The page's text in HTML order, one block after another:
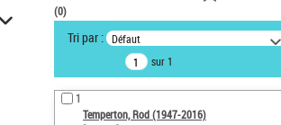
VOTRE RECHERCHE
Recherche avancée dans les
notices d’autorité
Œuvres liées à l'auteur :
Temperton, Rod (1947-2016)
(0)
Tri par : Défaut
sur 1
1
Temperton, Rod (1947-2016)